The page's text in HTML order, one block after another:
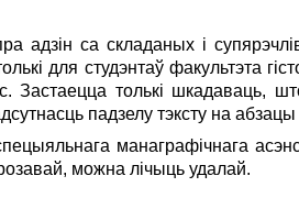
адзін са складаных і
для студэнтаў факультэта
Застаецца толькі шкадаваць,
падзелу тэксту на
манаграфічнага
можна лічыць удалай.